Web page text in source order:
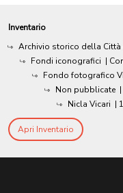
Inventario
Archivio storico della Città
Fondi iconografici |
Fondo fotografico
Non pubblicate
Nicla Vicari |
Apri Inventario